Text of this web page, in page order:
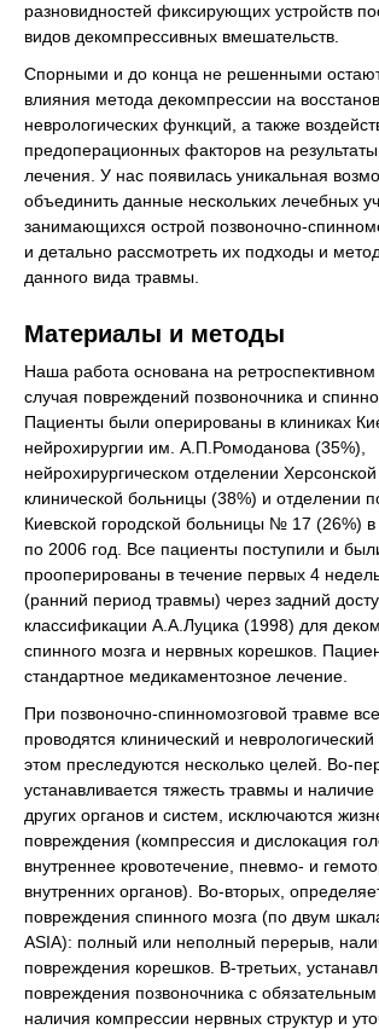
разновидностей фиксирующих устройств
видов декомпрессивных вмешательств.
Спорными и до конца не решенными
влияния метода декомпрессии на
неврологических функций, а также
предоперационных факторов на
лечения. У нас появилась уникальная
объединить данные нескольких лечебных
занимающихся острой позвоночно-
и детально рассмотреть их подходы и
данного вида травмы.
Материалы и методы
Наша работа основана на ретроспективном
случая повреждений позвоночника и
Пациенты были оперированы в клиниках
нейрохирургии им. А.П.Ромоданова (35%),
нейрохирургическом отделении
клинической больницы (38%) и отделении
Киевской городской больницы № 17 (26%)
по 2006 год. Все пациенты поступили и
прооперированы в течение первых 4
(ранний период травмы) через задний
классификации А.А.Луцика (1998) для
спинного мозга и нервных корешков.
стандартное медикаментозное лечение.
При позвоночно-спинномозговой травме
проводятся клинический и
этом преследуются несколько целей. Во-
устанавливается тяжесть травмы и
других органов и систем, исключаются
повреждения (компрессия и дислокация
внутреннее кровотечение, пневмо- и
внутренних органов). Во-вторых,
повреждения спинного мозга (по двум
ASIA): полный или неполный перерыв,
повреждения корешков. В-третьих,
повреждения позвоночника с
наличия компрессии нервных структур и